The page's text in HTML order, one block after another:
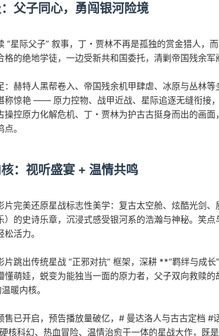
父子同心，勇闯银河险境
“星际父子” 叙事，丁・贾林不再是孤独的赏金猎人，
格的绝地学徒，一边受新共和国委托，清剿帝国残余军
：赫特人黑帮卷入、帝国残余机甲肆虐、冰原与丛林
称惊艳 —— 原力控物、战甲近战、星际追逐无缝衔接
操控原力化解危机、丁・贾林为护古古挺身而出的画
。
：视听盛宴 + 温情共鸣
片完美还原星战标志性美学：复古太空舱、炫酷光剑
）的史诗乐章，沉浸式感受银河系的浩瀚与神秘。笑
活力。
片跳出传统星战 “正邪对抗” 框架，深耕 **“羁绊与成
懂萌娃，蜕变为能独当一面的原力者，父子双向救赎
暖内核。
售已开启，预告播放量破亿，# 曼达洛人与古古定档
核科幻、热血冒险、温情治愈于一体的星战大作，既